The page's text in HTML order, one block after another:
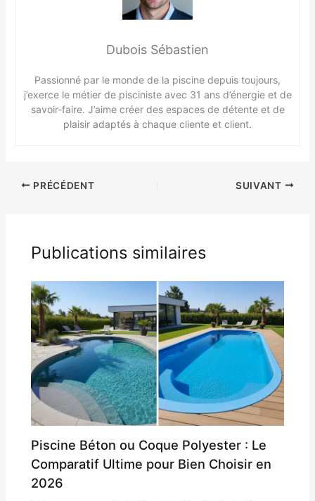
Dubois Sébastien
Passionné par le monde de la piscine depuis toujours,
j’exerce le métier de pisciniste avec 31 ans d’énergie et de
savoir-faire. J’aime créer des espaces de détente et de
plaisir adaptés à chaque cliente et client.
PRÉCÉDENT SUIVANT
Publications similaires
Piscine Béton ou Coque Polyester : Le
Comparatif Ultime pour Bien Choisir en
2026